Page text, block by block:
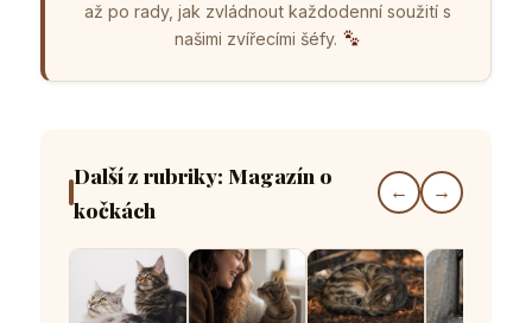
až po rady, jak zvládnout každodenní soužití s
našimi zvířecími šéfy.
Další z rubriky: Magazín o
kočkách
← →